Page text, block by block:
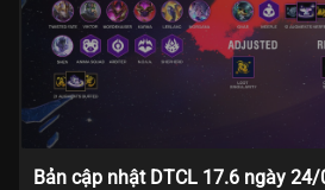
Bản cập nhật DTCL 17.6 ngày